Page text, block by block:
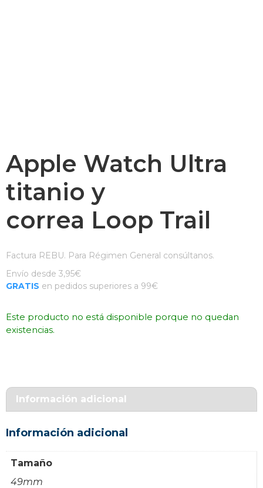
Apple Watch Ultra
titanio y
correa Loop Trail
Factura REBU. Para Régimen General consúltanos.
Envío desde 3,95€
GRATIS en pedidos superiores a 99€
Este producto no está disponible porque no quedan
existencias.
Información adicional
Información adicional
Tamaño
49mm